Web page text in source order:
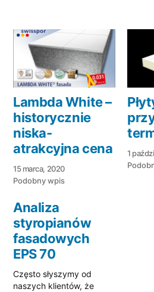
Lambda White –
historycznie
niska-
atrakcyjna cena
15 marca, 2020
Podobny wpis
1
Analiza
styropianów
fasadowych
EPS 70
Często słyszymy od
naszych klientów, że